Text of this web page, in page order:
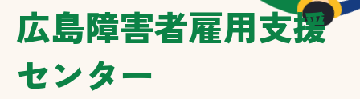
広島障害者雇用支援
センター